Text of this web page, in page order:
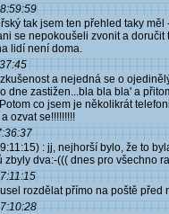
tak jsem ten přehled taky
se nepokoušeli zvonit a
lidí není doma.
a nejedná se o
dne zastižen...bla bla bla' a
co jsem je několikrát
ozvat se!!!!!!!!!
: jj, nejhorší bylo, že to
zbyly dva:-((( dnes pro všechno
rozdělat přímo na poště